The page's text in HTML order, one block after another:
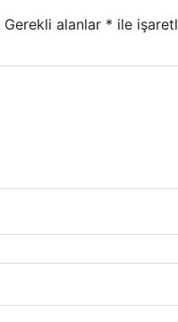
Gerekli alanlar * ile